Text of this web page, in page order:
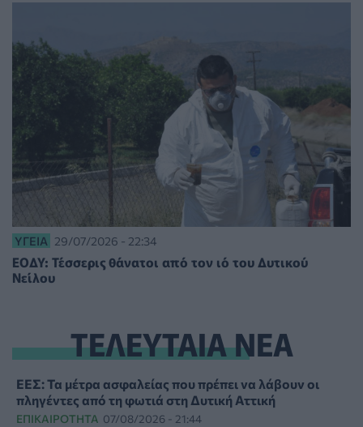
ΥΓΕΊΑ 29/07/2026 - 22:34
ΕΟΔΥ: Τέσσερις θάνατοι από τον ιό του Δυτικού
Νείλου
ΤΕΛΕΥΤΑΙΑ ΝΕΑ
ΕΕΣ: Τα μέτρα ασφαλείας που πρέπει να λάβουν οι
πληγέντες από τη φωτιά στη Δυτική Αττική
ΕΠΙΚΑΙΡΌΤΗΤΑ 07/08/2026 - 21:44